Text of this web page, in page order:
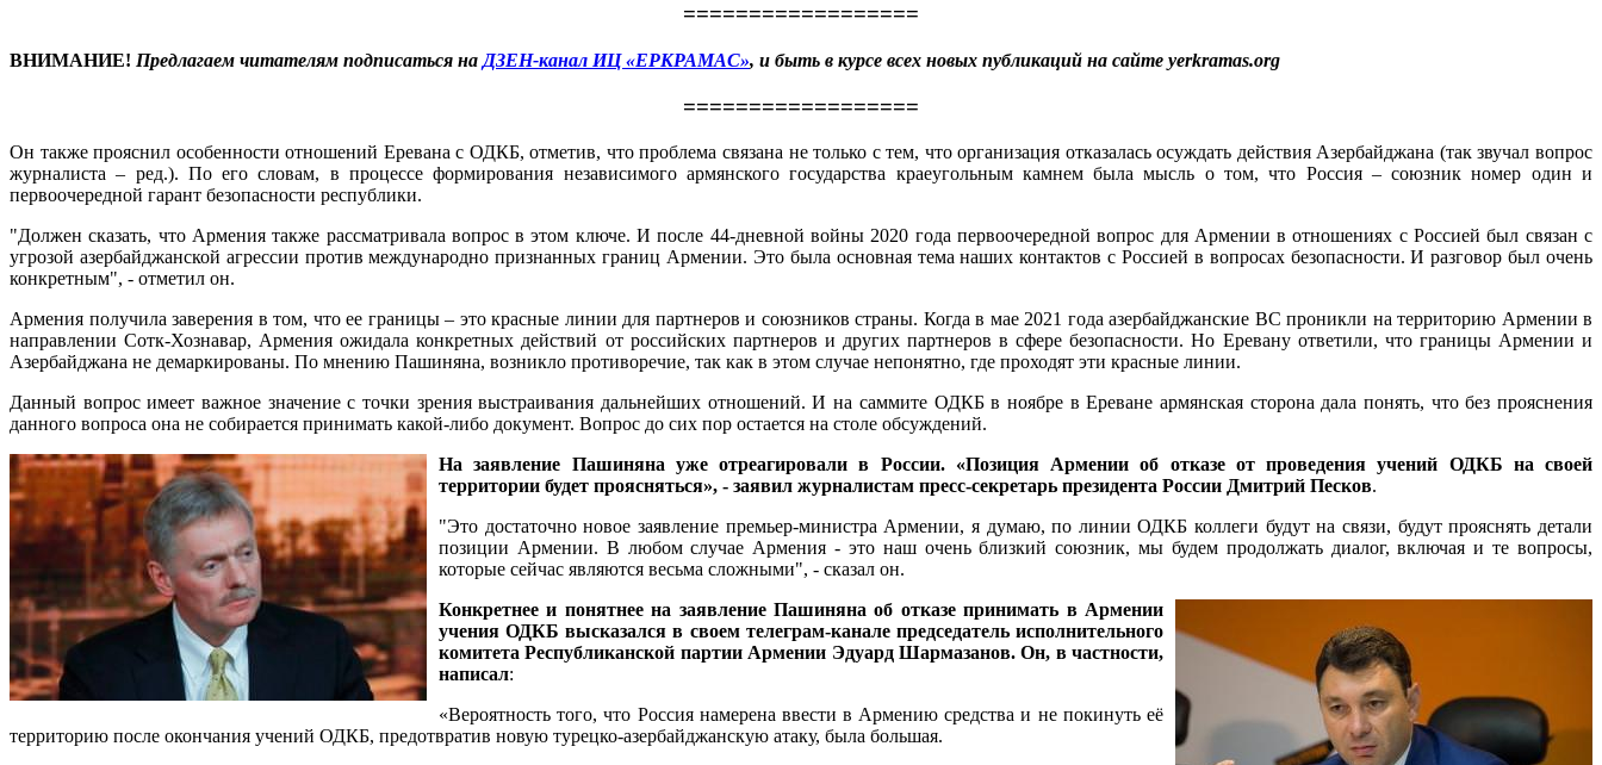
==================
ВНИМАНИЕ! Предлагаем читателям подписаться на ДЗЕН-канал ИЦ «ЕРКРАМАС», и быть в курсе всех новых публикаций на сайте yerkramas.org
==================
Он также прояснил особенности отношений Еревана с ОДКБ, отметив, что проблема связана не только с тем, что организация отказалась осуждать действия Азербайджана (так звучал вопрос
журналиста – ред.). По его словам, в процессе формирования независимого армянского государства краеугольным камнем была мысль о том, что Россия – союзник номер один и
первоочередной гарант безопасности республики.
"Должен сказать, что Армения также рассматривала вопрос в этом ключе. И после 44-дневной войны 2020 года первоочередной вопрос для Армении в отношениях с Россией был связан с
угрозой азербайджанской агрессии против международно признанных границ Армении. Это была основная тема наших контактов с Россией в вопросах безопасности. И разговор был очень
конкретным", - отметил он.
Армения получила заверения в том, что ее границы – это красные линии для партнеров и союзников страны. Когда в мае 2021 года азербайджанские ВС проникли на территорию Армении в
направлении Сотк-Хознавар, Армения ожидала конкретных действий от российских партнеров и других партнеров в сфере безопасности. Но Еревану ответили, что границы Армении и
Азербайджана не демаркированы. По мнению Пашиняна, возникло противоречие, так как в этом случае непонятно, где проходят эти красные линии.
Данный вопрос имеет важное значение с точки зрения выстраивания дальнейших отношений. И на саммите ОДКБ в ноябре в Ереване армянская сторона дала понять, что без прояснения
данного вопроса она не собирается принимать какой-либо документ. Вопрос до сих пор остается на столе обсуждений.
На заявление Пашиняна уже отреагировали в России. «Позиция Армении об отказе от проведения учений ОДКБ на своей
территории будет проясняться», - заявил журналистам пресс-секретарь президента России Дмитрий Песков.
"Это достаточно новое заявление премьер-министра Армении, я думаю, по линии ОДКБ коллеги будут на связи, будут прояснять детали
позиции Армении. В любом случае Армения - это наш очень близкий союзник, мы будем продолжать диалог, включая и те вопросы,
которые сейчас являются весьма сложными", - сказал он.
Конкретнее и понятнее на заявление Пашиняна об отказе принимать в Армении
учения ОДКБ высказался в своем телеграм-канале председатель исполнительного
комитета Республиканской партии Армении Эдуард Шармазанов. Он, в частности,
написал:
«Вероятность того, что Россия намерена ввести в Армению средства и не покинуть её
территорию после окончания учений ОДКБ, предотвратив новую турецко-азербайджанскую атаку, была большая.